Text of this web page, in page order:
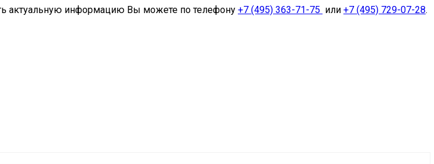
актуальную информацию Вы можете по телефону +7 (495) 363-71-75 или +7 (495) 729-07-28.